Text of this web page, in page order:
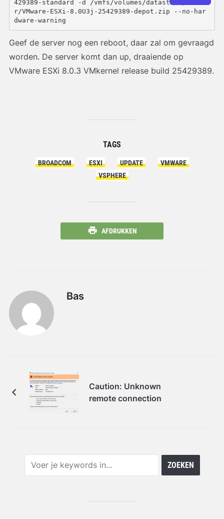
429389-standard -d /vmfs/volumes/datastore/folde
r/VMware-ESXi-8.0U3j-25429389-depot.zip --no-har
dware-warning
Geef de server nog een reboot, daar zal om gevraagd
worden. De server komt dan up, draaiende op
VMware ESXi 8.0.3 VMkernel release build 25429389.
TAGS
BROADCOM ESXI UPDATE
VMWARE
VSPHERE
AFDRUKKEN
Bas
Caution: Unknown
remote connection